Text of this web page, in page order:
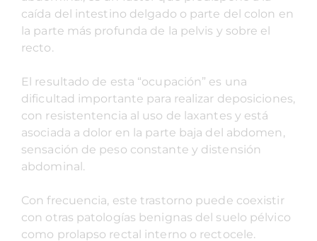
caída del intestino delgado o parte del colon en
la parte más profunda de la pelvis y sobre el
recto.
El resultado de esta “ocupación” es una
dificultad importante para realizar deposiciones,
con resistentencia al uso de laxantes y está
asociada a dolor en la parte baja del abdomen,
sensación de peso constante y distensión
abdominal.
Con frecuencia, este trastorno puede coexistir
con otras patologías benignas del suelo pélvico
como prolapso rectal interno o rectocele.